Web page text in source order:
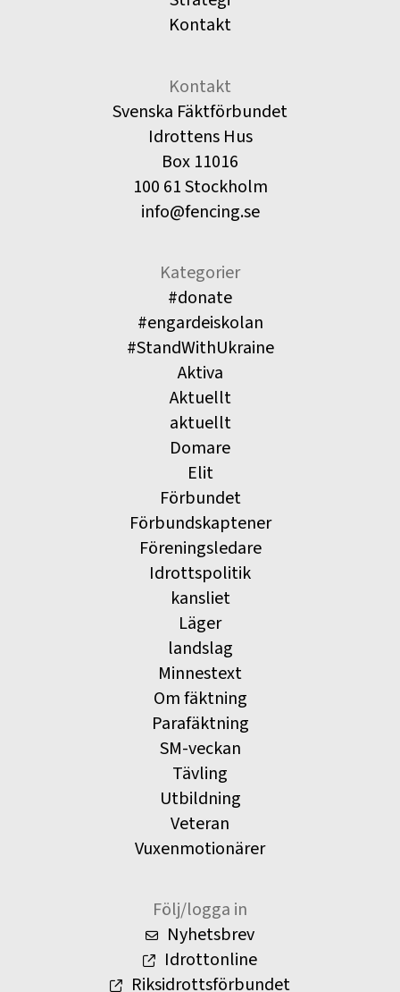
Kontakt
Kontakt
Svenska Fäktförbundet
Idrottens Hus
Box 11016
100 61 Stockholm
info@fencing.se
Kategorier
#donate
#engardeiskolan
#StandWithUkraine
Aktiva
Aktuellt
aktuellt
Domare
Elit
Förbundet
Förbundskaptener
Föreningsledare
Idrottspolitik
kansliet
Läger
landslag
Minnestext
Om fäktning
Parafäktning
SM-veckan
Tävling
Utbildning
Veteran
Vuxenmotionärer
Följ/logga in
Nyhetsbrev
Idrottonline
Riksidrottsförbundet